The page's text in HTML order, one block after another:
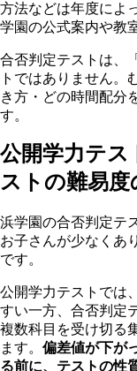
方法などは年度によ
学園の公式案内や教
合否判定テストは、
トではありません。
き方・どの時間配分
す。
公開学力テス
ストの難易度
浜学園の合否判定テ
お子さんが少なくあ
です。
公開学力テストでは
すい一方、合否判定
複数科目を受け切る
ます。 偏差値が下が
る前に、テストの性